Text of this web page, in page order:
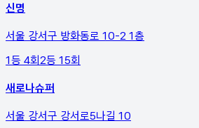
신명
서울 강서구 방화동로 10-2 1층
1등 4회2등 15회
새로나슈퍼
서울 강서구 강서로5나길 10